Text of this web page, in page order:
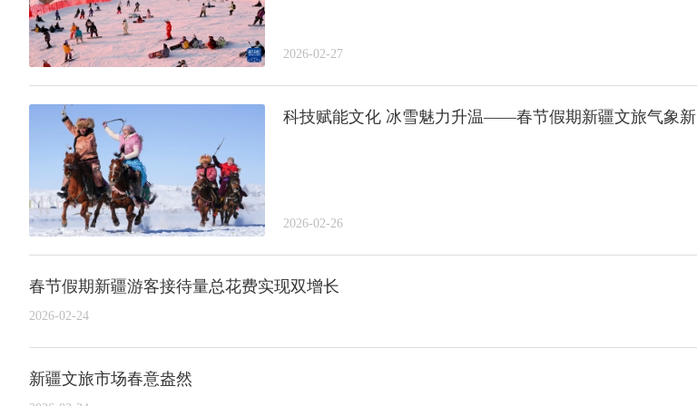
2026-02-27
科技赋能文化 冰雪魅力升温——春节假期新疆文旅气象新
2026-02-26
春节假期新疆游客接待量总花费实现双增长
2026-02-24
新疆文旅市场春意盎然